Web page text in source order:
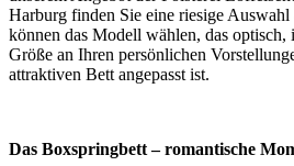
Harburg finden Sie eine riesige
können das Modell wählen, das optisch,
Größe an Ihren persönlichen
attraktiven Bett angepasst ist.
Das Boxspringbett – romantische